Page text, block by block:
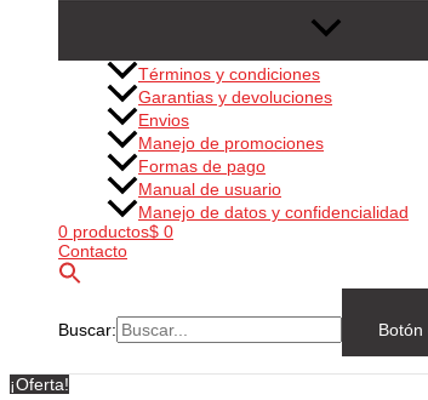
Términos y condiciones
Garantias y devoluciones
Envios
Manejo de promociones
Formas de pago
Manual de usuario
Manejo de datos y confidencialidad
0 productos$ 0
Contacto
Buscar:
¡Oferta!